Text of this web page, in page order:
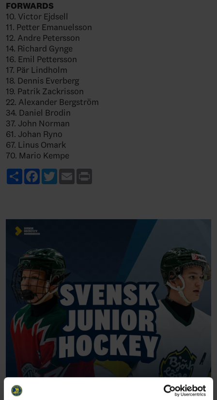
FORWARDS
10. Victor Ejdsell
11. Petter Emanuelsson
12. Andre Petersson
14. Richard Gynge
16. Emil Pettersson
17. Pär Lindholm
18. Dennis Everberg
19. Patrik Zackrisson
22. Alexander Bergström
34. Daniel Brodin
37. John Norman
61. Johan Ryno
67. Linus Omark
70. Mario Kempe
ShareFacebook
TwitterEmail